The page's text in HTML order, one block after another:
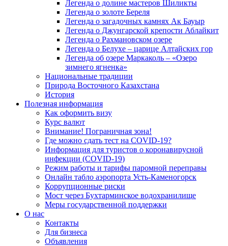
Легенда о долине мастеров Шиликты
Легенда о золоте Береля
Легенда о загадочных камнях Ак Бауыр
Легенда о Джунгарской крепости Аблайкит
Легенда о Рахмановском озере
Легенда о Белухе – царице Алтайских гор
Легенда об озере Маркаколь – «Озеро
зимнего ягненка»
Национальные традиции
Природа Восточного Казахстана
История
Полезная информация
Как оформить визу
Курс валют
Внимание! Пограничная зона!
Где можно сдать тест на COVID-19?
Информация для туристов о коронавирусной
инфекции (COVID-19)
Режим работы и тарифы паромной переправы
Онлайн табло аэропорта Усть-Каменогорск
Коррупционные риски
Мост через Бухтарминское водохранилище
Меры государственной поддержки
О нас
Контакты
Для бизнеса
Объявления